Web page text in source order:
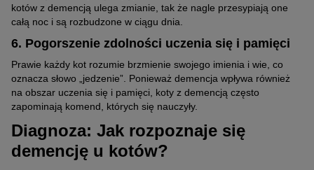
kotów z demencją ulega zmianie, tak że nagle przesypiają one
całą noc i są rozbudzone w ciągu dnia.
6. Pogorszenie zdolności uczenia się i pamięci
Prawie każdy kot rozumie brzmienie swojego imienia i wie, co
oznacza słowo „jedzenie”. Ponieważ demencja wpływa również
na obszar uczenia się i pamięci, koty z demencją często
zapominają komend, których się nauczyły.
Diagnoza: Jak rozpoznaje się
demencję u kotów?